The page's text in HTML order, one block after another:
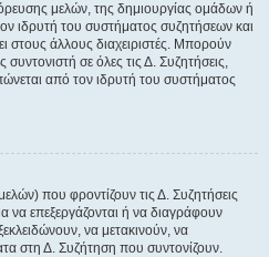
μελών, της δημιουργίας ομάδων ή
ιδρυτή του συστήματος συζητήσεων και
στους άλλους διαχειριστές. Μπορούν
σε όλες τις Δ. Συζητήσεις,
από τον ιδρυτή του συστήματος
που φροντίζουν τις Δ. Συζητήσεις
επεξεργάζονται ή να διαγράφουν
να μετακινούν, να
στη Δ. Συζήτηση που συντονίζουν.